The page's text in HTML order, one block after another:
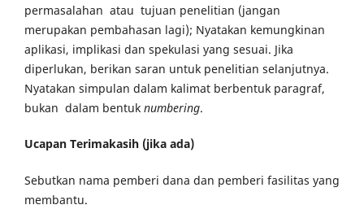
permasalahan atau tujuan penelitian (jangan
merupakan pembahasan lagi); Nyatakan kemungkinan
aplikasi, implikasi dan spekulasi yang sesuai. Jika
diperlukan, berikan saran untuk penelitian selanjutnya.
Nyatakan simpulan dalam kalimat berbentuk paragraf,
bukan dalam bentuknumbering.
Ucapan Terimakasih (jika ada)
Sebutkan nama pemberi dana dan pemberi fasilitas yang
membantu.